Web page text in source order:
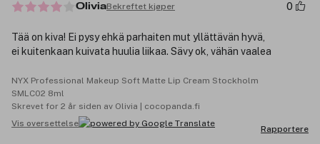
OliviaBekreftet kjøper 0
Tää on kiva! Ei pysy ehkä parhaiten mut yllättävän hyvä,
ei kuitenkaan kuivata huulia liikaa. Sävy ok, vähän vaalea
NYX Professional Makeup Soft Matte Lip Cream Stockholm
SMLC02 8ml
Skrevet for 2 år siden av Olivia | cocopanda.fi
Vis oversettelse
Rapportere